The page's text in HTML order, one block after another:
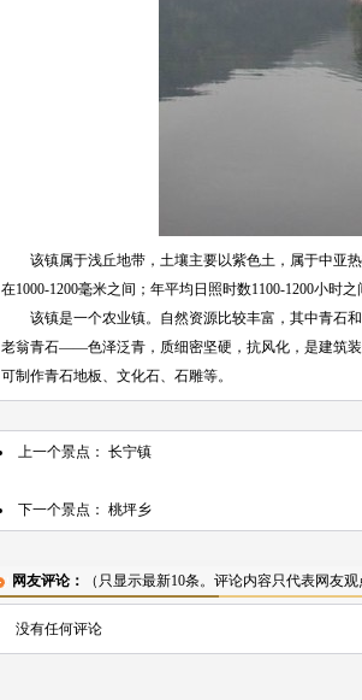
该镇属于浅丘地带，土壤主要以紫色土，属于中亚热
在1000-1200毫米之间；年平均日照时数1100-1200小时之
该镇是一个农业镇。自然资源比较丰富，其中青石和
老翁青石——色泽泛青，质细密坚硬，抗风化，是建筑
可制作青石地板、文化石、石雕等。
上一个景点： 长宁镇
下一个景点： 桃坪乡
网友评论： （只显示最新10条。评论内容只代表网友
没有任何评论